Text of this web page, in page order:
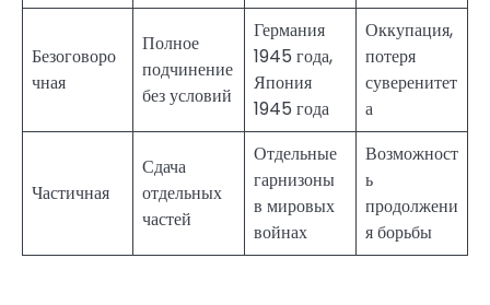
Безоговоро
чная
Полное
подчинение
без условий
Германия
1945 года,
Япония
1945 года
Оккупация,
потеря
суверенитет
а
Частичная
Сдача
отдельных
частей
Отдельные
гарнизоны
в мировых
войнах
Возможност
ь
продолжени
я борьбы